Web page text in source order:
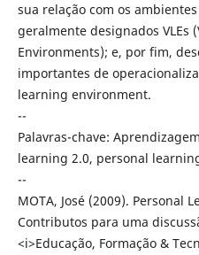
sua relação com os
geralmente designados VLEs
Environments); e, por fim,
importantes de
learning environment.
--
Palavras-chave:
learning 2.0, personal
--
MOTA, José (2009). Personal
Contributos para uma
<i>Educação, Formação &